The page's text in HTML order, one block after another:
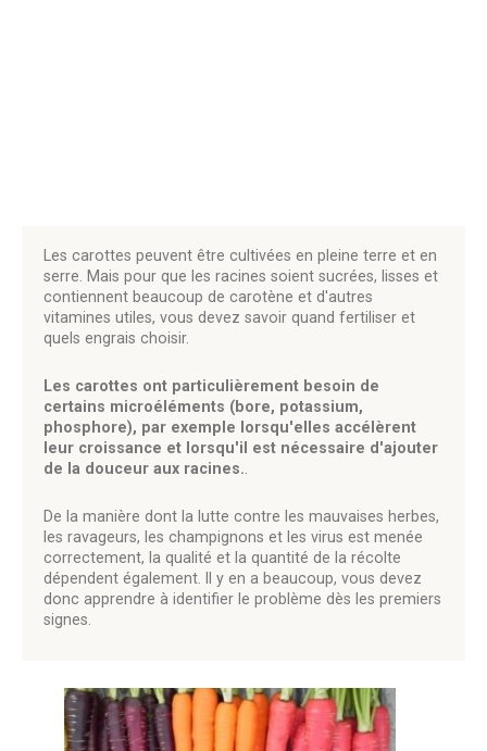
Les carottes peuvent être cultivées en pleine terre et en
serre. Mais pour que les racines soient sucrées, lisses et
contiennent beaucoup de carotène et d'autres
vitamines utiles, vous devez savoir quand fertiliser et
quels engrais choisir.
Les carottes ont particulièrement besoin de
certains microéléments (bore, potassium,
phosphore), par exemple lorsqu'elles accélèrent
leur croissance et lorsqu'il est nécessaire d'ajouter
de la douceur aux racines.
De la manière dont la lutte contre les mauvaises herbes,
les ravageurs, les champignons et les virus est menée
correctement, la qualité et la quantité de la récolte
dépendent également. Il y en a beaucoup, vous devez
donc apprendre à identifier le problème dès les premiers
signes.